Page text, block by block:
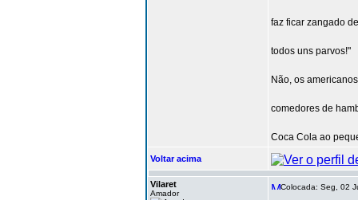
faz ficar zangado
todos uns parvos!"
Não, os
comedores de
Coca Cola ao
Voltar acima
Vilaret
Amador
Colocada: Seg, 02